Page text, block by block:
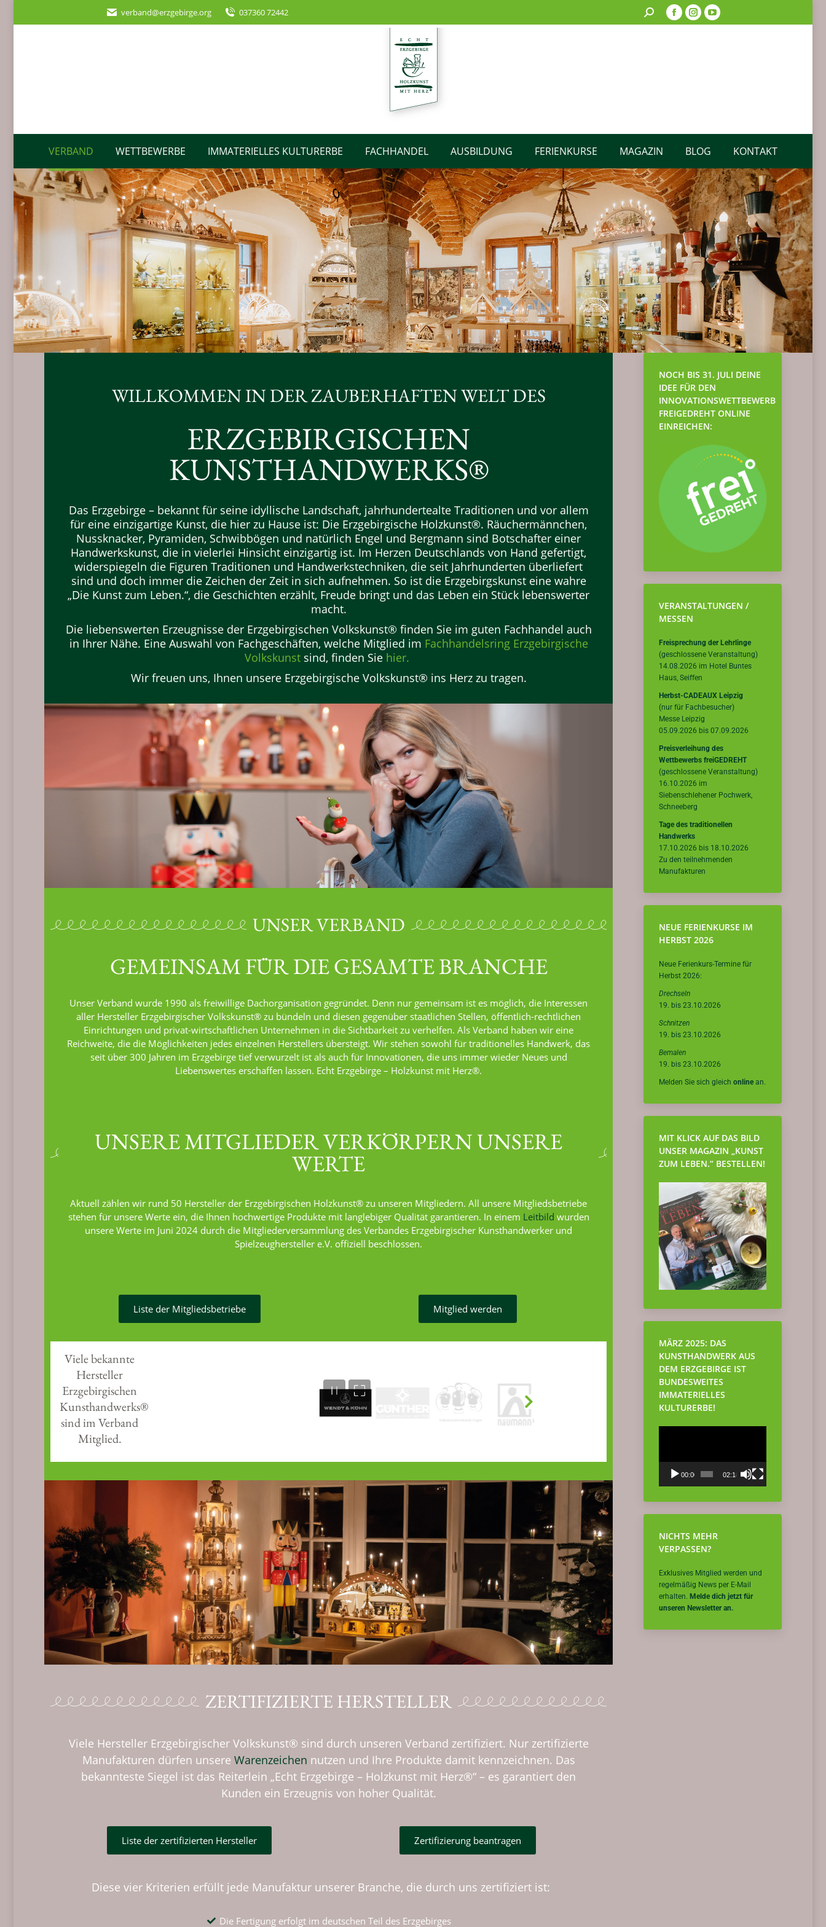
verband@erzgebirge.org 037360 72442
VERBAND WETTBEWERBE IMMATERIELLES KULTURERBE FACHHANDEL AUSBILDUNG FERIENKURSE MAGAZIN BLOG KONTAKT
WILLKOMMEN IN DER ZAUBERHAFTEN WELT DES
ERZGEBIRGISCHEN
KUNSTHANDWERKS®
Das Erzgebirge – bekannt für seine idyllische Landschaft, jahrhundertealte Traditionen und vor allem
für eine einzigartige Kunst, die hier zu Hause ist: Die Erzgebirgische Holzkunst®. Räuchermännchen,
Nussknacker, Pyramiden, Schwibbögen und natürlich Engel und Bergmann sind Botschafter einer
Handwerkskunst, die in vielerlei Hinsicht einzigartig ist. Im Herzen Deutschlands von Hand gefertigt,
widerspiegeln die Figuren Traditionen und Handwerkstechniken, die seit Jahrhunderten überliefert
sind und doch immer die Zeichen der Zeit in sich aufnehmen. So ist die Erzgebirgskunst eine wahre
„Die Kunst zum Leben.“, die Geschichten erzählt, Freude bringt und das Leben ein Stück lebenswerter
macht.
Die liebenswerten Erzeugnisse der Erzgebirgischen Volkskunst® finden Sie im guten Fachhandel auch
in Ihrer Nähe. Eine Auswahl von Fachgeschäften, welche Mitglied im Fachhandelsring Erzgebirgische
Volkskunst sind, finden Sie hier.
Wir freuen uns, Ihnen unsere Erzgebirgische Volkskunst® ins Herz zu tragen.
UNSER VERBAND
GEMEINSAM FÜR DIE GESAMTE BRANCHE
Unser Verband wurde 1990 als freiwillige Dachorganisation gegründet. Denn nur gemeinsam ist es möglich, die Interessen
aller Hersteller Erzgebirgischer Volkskunst® zu bündeln und diesen gegenüber staatlichen Stellen, öffentlich-rechtlichen
Einrichtungen und privat-wirtschaftlichen Unternehmen in die Sichtbarkeit zu verhelfen. Als Verband haben wir eine
Reichweite, die die Möglichkeiten jedes einzelnen Herstellers übersteigt. Wir stehen sowohl für traditionelles Handwerk, das
seit über 300 Jahren im Erzgebirge tief verwurzelt ist als auch für Innovationen, die uns immer wieder Neues und
Liebenswertes erschaffen lassen. Echt Erzgebirge – Holzkunst mit Herz®.
UNSERE MITGLIEDER VERKÖRPERN UNSERE
WERTE
Aktuell zählen wir rund 50 Hersteller der Erzgebirgischen Holzkunst® zu unseren Mitgliedern. All unsere Mitgliedsbetriebe
stehen für unsere Werte ein, die Ihnen hochwertige Produkte mit langlebiger Qualität garantieren. In einem Leitbild wurden
unsere Werte im Juni 2024 durch die Mitgliederversammlung des Verbandes Erzgebirgischer Kunsthandwerker und
Spielzeughersteller e.V. offiziell beschlossen.
Liste der Mitgliedsbetriebe Mitglied werden
Viele bekannte
Hersteller
Erzgebirgischen
Kunsthandwerks®
sind im Verband
Mitglied.
ZERTIFIZIERTE HERSTELLER
Viele Hersteller Erzgebirgischer Volkskunst® sind durch unseren Verband zertifiziert. Nur zertifizierte
Manufakturen dürfen unsere Warenzeichen nutzen und Ihre Produkte damit kennzeichnen. Das
bekannteste Siegel ist das Reiterlein „Echt Erzgebirge – Holzkunst mit Herz®“ – es garantiert den
Kunden ein Erzeugnis von hoher Qualität.
Liste der zertifizierten Hersteller Zertifizierung beantragen
Diese vier Kriterien erfüllt jede Manufaktur unserer Branche, die durch uns zertifiziert ist:
Die Fertigung erfolgt im deutschen Teil des Erzgebirges
NOCH BIS 31. JULI DEINE
IDEE FÜR DEN
INNOVATIONSWETTBEWERB
FREIGEDREHT ONLINE
EINREICHEN:
VERANSTALTUNGEN /
MESSEN
Freisprechung der Lehrlinge
(geschlossene Veranstaltung)
14.08.2026 im Hotel Buntes
Haus, Seiffen
Herbst-CADEAUX Leipzig
(nur für Fachbesucher)
Messe Leipzig
05.09.2026 bis 07.09.2026
Preisverleihung des
Wettbewerbs freiGEDREHT
(geschlossene Veranstaltung)
16.10.2026 im
Siebenschlehener Pochwerk,
Schneeberg
Tage des traditionellen
Handwerks
17.10.2026 bis 18.10.2026
Zu den teilnehmenden
Manufakturen
NEUE FERIENKURSE IM
HERBST 2026
Neue Ferienkurs-Termine für
Herbst 2026:
Drechseln
19. bis 23.10.2026
Schnitzen
19. bis 23.10.2026
Bemalen
19. bis 23.10.2026
Melden Sie sich gleich online an.
MIT KLICK AUF DAS BILD
UNSER MAGAZIN „KUNST
ZUM LEBEN.“ BESTELLEN!
MÄRZ 2025: DAS
KUNSTHANDWERK AUS
DEM ERZGEBIRGE IST
BUNDESWEITES
IMMATERIELLES
KULTURERBE!
00:00 02:18
NICHTS MEHR
VERPASSEN?
Exklusives Mitglied werden und
regelmäßig News per E-Mail
erhalten. Melde dich jetzt für
unseren Newsletter an.